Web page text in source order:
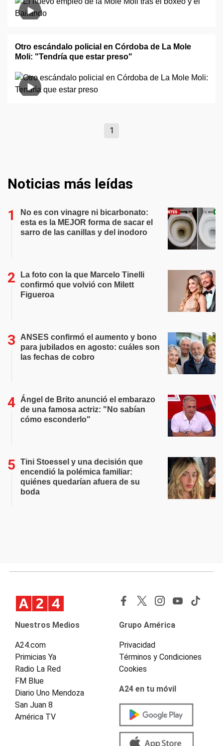
Otro escándalo policial en Córdoba de La Mole
Moli: "Tendría que estar preso"
1
Noticias más leídas
No es con vinagre ni bicarbonato:
esta es la MEJOR forma de sacar el
sarro de las canillas y del inodoro
La foto con la que Marcelo Tinelli
confirmó que volvió con Milett
Figueroa
ANSES confirmó el aumento y bono
para jubilados en agosto: cuáles son
las fechas de cobro
Ángel de Brito anunció el embarazo
de una famosa actriz: "No sabían
cómo esconderlo"
Tini Stoessel y una decisión que
encendió la polémica familiar:
quiénes quedarían afuera de su
boda
Nuestros Medios
A24.com
Primicias Ya
Radio La Red
FM Blue
Diario Uno Mendoza
San Juan 8
América TV
Grupo América
Privacidad
Términos y Condiciones
Cookies
A24 en tu móvil